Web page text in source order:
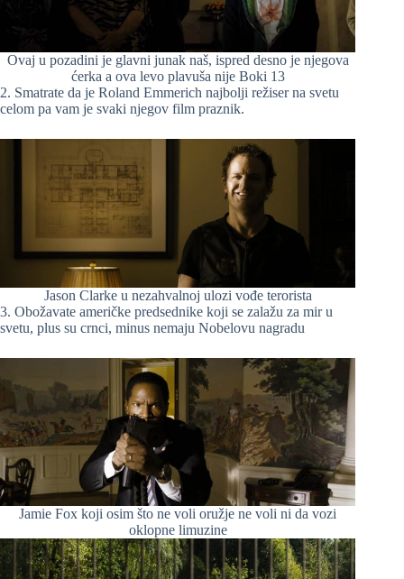
Ovaj u pozadini je glavni junak naš, ispred desno je njegova
ćerka a ova levo plavuša nije Boki 13
2. Smatrate da je Roland Emmerich najbolji režiser na svetu
celom pa vam je svaki njegov film praznik.
Jason Clarke u nezahvalnoj ulozi vođe terorista
3. Obožavate američke predsednike koji se zalažu za mir u
svetu, plus su crnci, minus nemaju Nobelovu nagradu
Jamie Fox koji osim što ne voli oružje ne voli ni da vozi
oklopne limuzine